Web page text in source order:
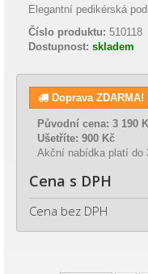
Elegantní pedikérská
Číslo produktu: 510118
Dostupnost: skladem
Doprava ZDARMA!
Původní cena: 3 190
Ušetříte: 900 Kč
Akční nabídka platí do
Cena s DPH
Cena bez DPH